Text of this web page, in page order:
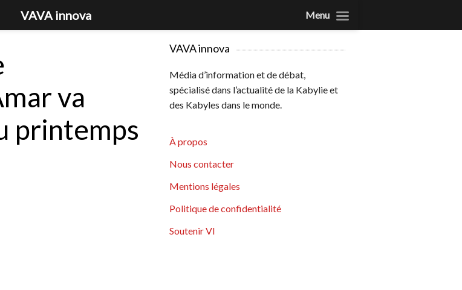
va
printemps
VAVA innova
Média d’information et de débat,
spécialisé dans l’actualité de la Kabylie et
des Kabyles dans le monde.
À propos
Nous contacter
Mentions légales
Politique de confidentialité
Soutenir VI
VAVA innova Menu